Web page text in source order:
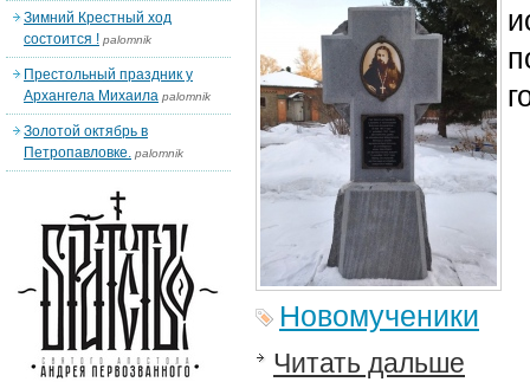
Новомученики
Читать дальше
Зимний Крестный ход
состоится ! palomnik
Престольный праздник у
Архангела Михаила palomnik
Золотой октябрь в
Петропавловке. palomnik